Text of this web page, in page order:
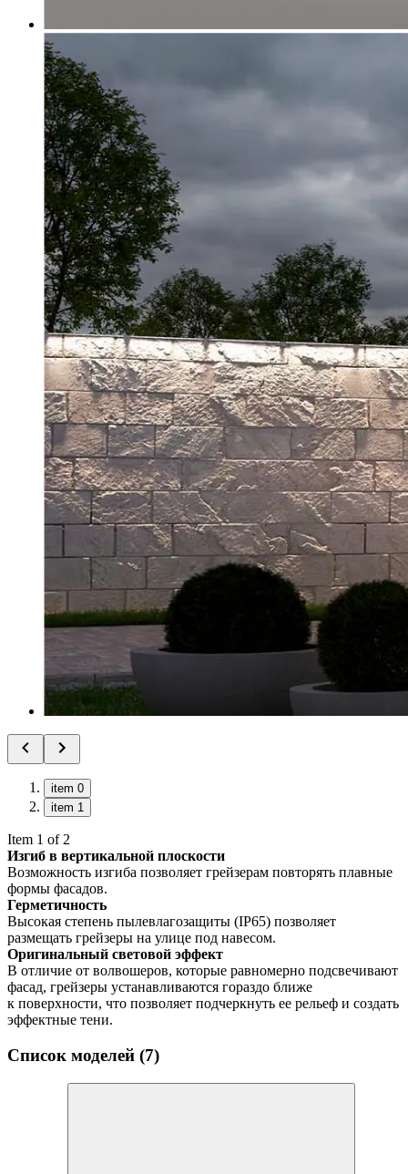
item 0
item 1
Item 1 of 2
Изгиб в вертикальной плоскости
Возможность изгиба позволяет грейзерам повторять плавные
формы фасадов.
Герметичность
Высокая степень пылевлагозащиты (IP65) позволяет
размещать грейзеры на улице под навесом.
Оригинальный световой эффект
В отличие от волвошеров, которые равномерно подсвечивают
фасад, грейзеры устанавливаются гораздо ближе
к поверхности, что позволяет подчеркнуть ее рельеф и создать
эффектные тени.
Список моделей (7)